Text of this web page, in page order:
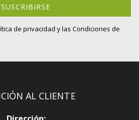
SUSCRIBIRSE
de privacidad y las Condiciones de
AL CLIENTE